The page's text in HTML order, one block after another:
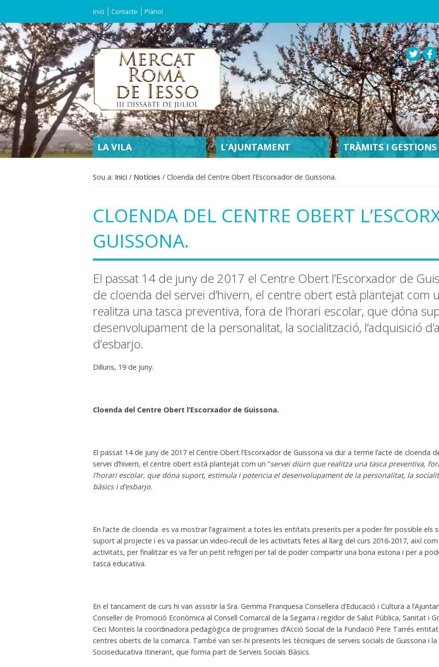
Inici Contacte Plànol
SECTIONS
LA VILA L’AJUNTAMENT TRÀMITS I GESTIONS
Sou a: Inici / Notícies / Cloenda del Centre Obert l’Escorxador de Guissona.
CLOENDA DEL CENTRE OBERT
GUISSONA.
El passat 14 de juny de 2017 el Centre Obert l’Escorxador de
de cloenda del servei d’hivern, el centre obert està plantejat com
realitza una tasca preventiva, fora de l’horari escolar, que dóna
desenvolupament de la personalitat, la socialització, l’adquisició
d’esbarjo.
Dilluns, 19 de juny.
Cloenda del Centre Obert l’Escorxador de Guissona.
El passat 14 de juny de 2017 el Centre Obert l’Escorxador de Guissona va dur a terme l’acte de cloenda
servei d’hivern, el centre obert està plantejat com un “servei diürn que realitza una tasca preventiva,
l’horari escolar, que dóna suport, estimula i potencia el desenvolupament de la personalitat, la
bàsics i d’esbarjo.
En l’acte de cloenda es va mostrar l’agraïment a totes les entitats presents per a poder fer possible els
suport al projecte i es va passar un video-recull de les activitats fetes al llarg del curs 2016-2017, així
activitats, per finalitzar es va fer un petit refrigeri per tal de poder compartir una bona estona i per a
tasca educativa.
En el tancament de curs hi van assistir la Sra. Gemma Franquesa Consellera d’Educació i Cultura a
Conseller de Promoció Econòmica al Consell Comarcal de la Segarra i regidor de Salut Pública, Sanitat i
Ceci Monteis la coordinadora pedagògica de programes d’Acció Social de la Fundació Pere Tarrés
centres oberts de la comarca. També van ser-hi presents les tècniques de serveis socials de Guissona i
Socioeducativa Itinerant, que forma part de Serveis Socials Bàsics.